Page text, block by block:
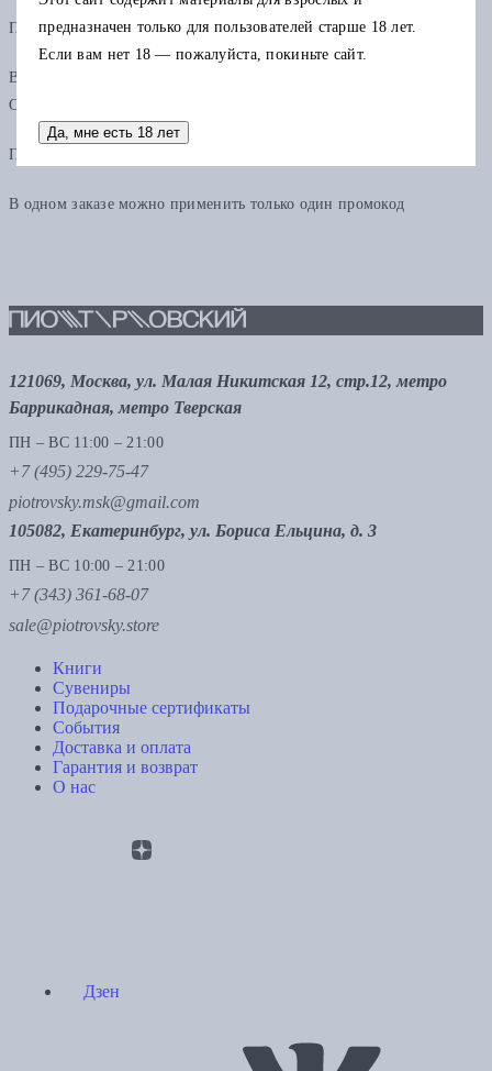
Подарочная карта
В одном заказе можно применить только одну подарочную карту.
Остаток по карте можно использовать в других заказах.
Промокод
В одном заказе можно применить только один промокод
121069, Москва, ул. Малая Никитская 12, стр.12, метро
Баррикадная, метро Тверская
ПН – ВС 11:00 – 21:00
+7 (495) 229-75-47
piotrovsky.msk@gmail.com
105082, Екатеринбург, ул. Бориса Ельцина, д. 3
ПН – ВС 10:00 – 21:00
+7 (343) 361-68-07
sale@piotrovsky.store
Книги
Сувениры
Подарочные сертификаты
События
Доставка и оплата
Гарантия и возврат
О нас
Дзен
предназначен только для пользователей старше 18 лет.
Если вам нет 18 — пожалуйста, покиньте сайт.
Да, мне есть 18 лет